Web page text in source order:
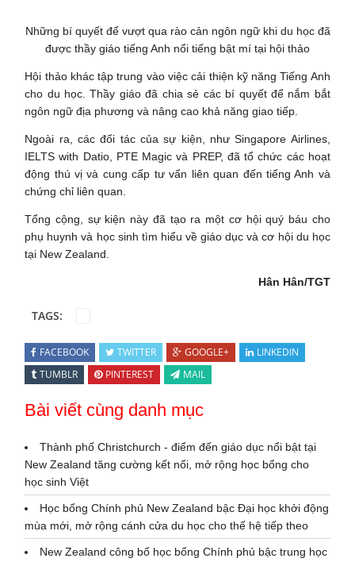
Những bí quyết để vượt qua rào cản ngôn ngữ khi du học đã
được thầy giáo tiếng Anh nổi tiếng bật mí tại hội thảo
Hội thảo khác tập trung vào việc cải thiện kỹ năng Tiếng Anh
cho du học. Thầy giáo đã chia sẻ các bí quyết để nắm bắt
ngôn ngữ địa phương và nâng cao khả năng giao tiếp.
Ngoài ra, các đối tác của sự kiện, như Singapore Airlines,
IELTS with Datio, PTE Magic và PREP, đã tổ chức các hoạt
động thú vị và cung cấp tư vấn liên quan đến tiếng Anh và
chứng chỉ liên quan.
Tổng cộng, sự kiện này đã tạo ra một cơ hội quý báu cho
phụ huynh và học sinh tìm hiểu về giáo dục và cơ hội du học
tại New Zealand.
Hân Hân/TGT
TAGS:
FACEBOOK TWITTER GOOGLE+
LINKEDIN
TUMBLR
PINTEREST MAIL
Bài viết cùng danh mục
Thành phố Christchurch - điểm đến giáo dục nổi bật tại
New Zealand tăng cường kết nối, mở rộng học bổng cho
học sinh Việt
Học bổng Chính phủ New Zealand bậc Đại học khởi động
mùa mới, mở rộng cánh cửa du học cho thế hệ tiếp theo
New Zealand công bố học bổng Chính phủ bậc trung học